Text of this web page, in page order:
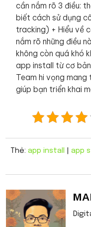
cần nắm rõ 3 điều:
biết cách sử dụng
tracking) + Hiểu về
nắm rõ những điều
không còn quá khó
app install từ cơ
Team hi vọng mang
giúp bạn triển khai
Thẻ: app install app